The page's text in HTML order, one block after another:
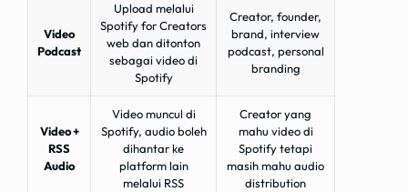
Video
Podcast
Upload melalui
Spotify for Creators
web dan ditonton
sebagai video di
Spotify
Creator, founder,
brand, interview
podcast, personal
branding
Video +
RSS
Audio
Video muncul di
Spotify, audio boleh
dihantar ke
platform lain
melalui RSS
Creator yang
mahu video di
Spotify tetapi
masih mahu audio
distribution